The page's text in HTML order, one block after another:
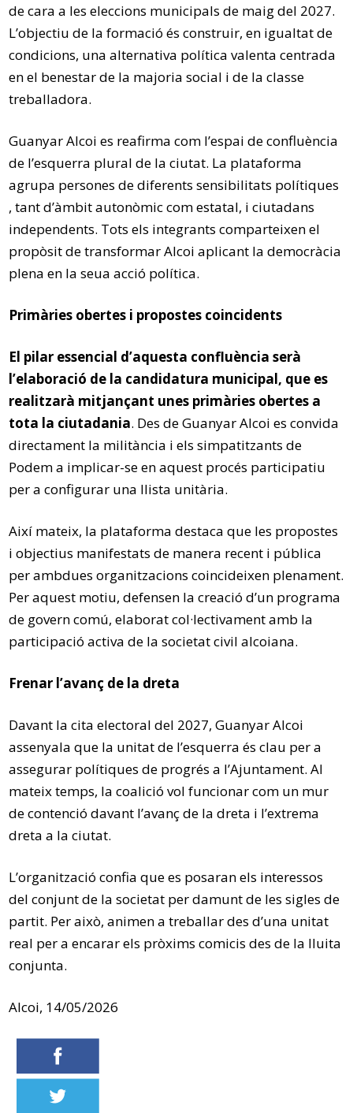
de cara a les eleccions municipals de maig del 2027.
L’objectiu de la formació és construir, en igualtat de
condicions, una alternativa política valenta centrada
en el benestar de la majoria social i de la classe
treballadora.
Guanyar Alcoi es reafirma com l’espai de confluència
de l’esquerra plural de la ciutat. La plataforma
agrupa persones de diferents sensibilitats polítiques
, tant d’àmbit autonòmic com estatal, i ciutadans
independents. Tots els integrants comparteixen el
propòsit de transformar Alcoi aplicant la democràcia
plena en la seua acció política.
Primàries obertes i propostes coincidents
El pilar essencial d’aquesta confluència serà
l’elaboració de la candidatura municipal, que es
realitzarà mitjançant unes primàries obertes a
tota la ciutadania. Des de Guanyar Alcoi es convida
directament la militància i els simpatitzants de
Podem a implicar-se en aquest procés participatiu
per a configurar una llista unitària.
Així mateix, la plataforma destaca que les propostes
i objectius manifestats de manera recent i pública
per ambdues organitzacions coincideixen plenament.
Per aquest motiu, defensen la creació d’un programa
de govern comú, elaborat col·lectivament amb la
participació activa de la societat civil alcoiana.
Frenar l’avanç de la dreta
Davant la cita electoral del 2027, Guanyar Alcoi
assenyala que la unitat de l’esquerra és clau per a
assegurar polítiques de progrés a l’Ajuntament. Al
mateix temps, la coalició vol funcionar com un mur
de contenció davant l’avanç de la dreta i l’extrema
dreta a la ciutat.
L’organització confia que es posaran els interessos
del conjunt de la societat per damunt de les sigles de
partit. Per això, animen a treballar des d’una unitat
real per a encarar els pròxims comicis des de la lluita
conjunta.
Alcoi, 14/05/2026